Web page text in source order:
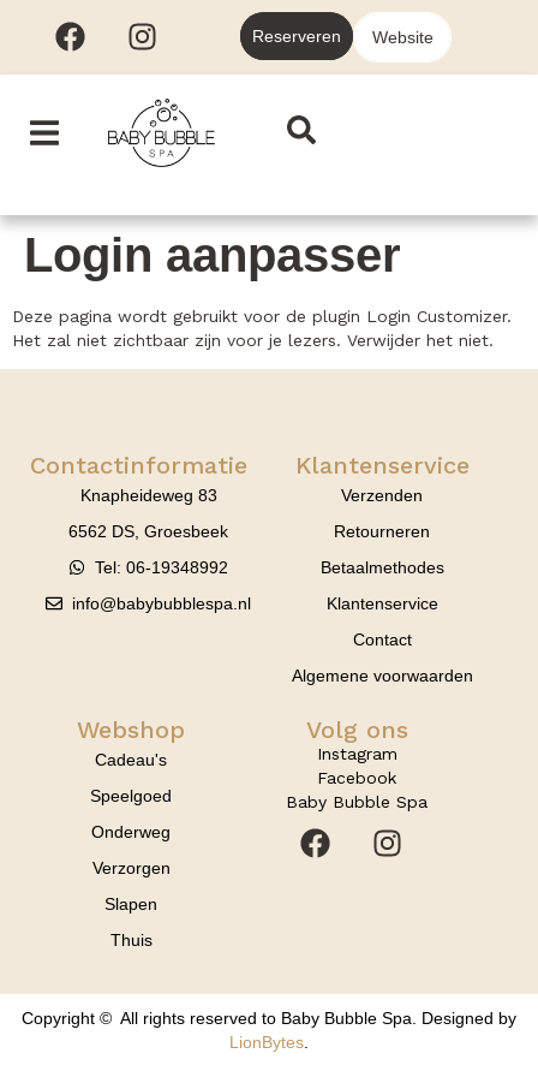
Reserveren Website
Login aanpasser
Deze pagina wordt gebruikt voor de plugin Login Customizer.
Het zal niet zichtbaar zijn voor je lezers. Verwijder het niet.
Contactinformatie
Knapheideweg 83
6562 DS, Groesbeek
Tel: 06-19348992
info@babybubblespa.nl
Klantenservice
Verzenden
Retourneren
Betaalmethodes
Klantenservice
Contact
Algemene voorwaarden
Webshop
Cadeau's
Speelgoed
Onderweg
Verzorgen
Slapen
Thuis
Volg ons
Instagram
Facebook
Baby Bubble Spa
Copyright © All rights reserved to Baby Bubble Spa. Designed by
LionBytes